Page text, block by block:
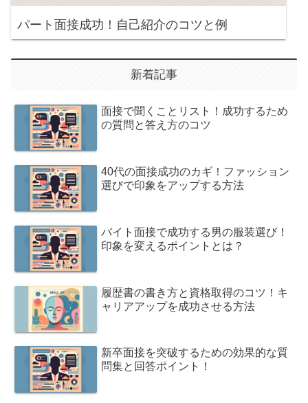
パート面接成功！自己紹介のコツと例
新着記事
面接で聞くことリスト！成功するため
の質問と答え方のコツ
40代の面接成功のカギ！ファッション
選びで印象をアップする方法
バイト面接で成功する男の服装選び！
印象を変えるポイントとは？
履歴書の書き方と資格取得のコツ！キ
ャリアアップを成功させる方法
新卒面接を突破するための効果的な質
問集と回答ポイント！